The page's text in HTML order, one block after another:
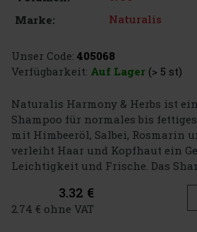
Marke:
Naturalis
Unser Code: 405068
Verfügbarkeit: Auf Lager (> 5 st)
Naturalis Harmony & Herbs ist
Shampoo für normales bis
mit Himbeeröl, Salbei, Rosmarin
verleiht Haar und Kopfhaut ein
Leichtigkeit und Frische. Das
3.32 €
2.74 € ohne VAT